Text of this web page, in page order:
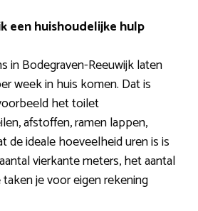
een huishoudelijke hulp
in Bodegraven-Reeuwijk laten
week in huis komen. Dat is
het toilet
afstoffen, ramen lappen,
de ideale hoeveelheid uren is is
vierkante meters, het aantal
je voor eigen rekening